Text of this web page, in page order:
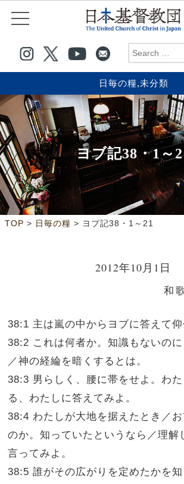
日毎の糧,未分類
ヨブ記38・1～
TOP > 日毎の糧 > ヨブ記38・1～21
2012年10月1日
和
38:1 主は嵐の中からヨブに答えて仰
38:2 これは何者か。知識もないの
／神の経綸を暗くするとは。
38:3 男らしく、腰に帯をせよ。わ
る、わたしに答えてみよ。
38:4 わたしが大地を据えたとき／
のか。知っていたというなら／理解
言ってみよ。
38:5 誰がその広がりを定めたかを知